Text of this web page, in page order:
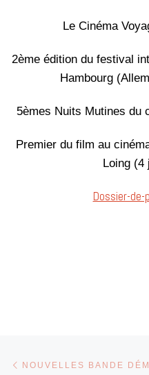
Le Cinéma
2ème édition du festival
Hambourg
5èmes Nuits Mutines du
Premier du film au
Loing (4
Dossier-
Parcourir les
NOUVELLES BANDE